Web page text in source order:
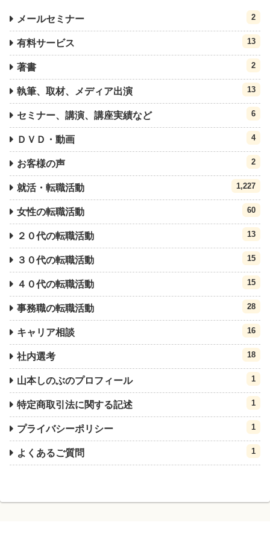
メールセミナー 2
有料サービス 13
著書 2
執筆、取材、メディア出演 13
セミナー、講演、講座実績など 6
ＤＶＤ・動画 4
お客様の声 2
就活・転職活動 1,227
女性の転職活動 60
２０代の転職活動 13
３０代の転職活動 15
４０代の転職活動 15
事務職の転職活動 28
キャリア相談 16
社内選考 18
山本しのぶのプロフィール 1
特定商取引法に関する記述 1
プライバシーポリシー 1
よくあるご質問 1